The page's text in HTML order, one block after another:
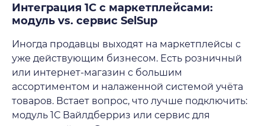
Интеграция 1С с маркетплейсами:
модуль vs. сервис SelSup
Иногда продавцы выходят на маркетплейсы с
уже действующим бизнесом. Есть розничный
или интернет-магазин с большим
ассортиментом и налаженной системой учёта
товаров. Встает вопрос, что лучше подключить:
модуль 1С Вайлдберриз или сервис для